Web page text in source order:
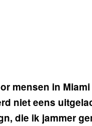
mensen in
niet eens
die ik jammer